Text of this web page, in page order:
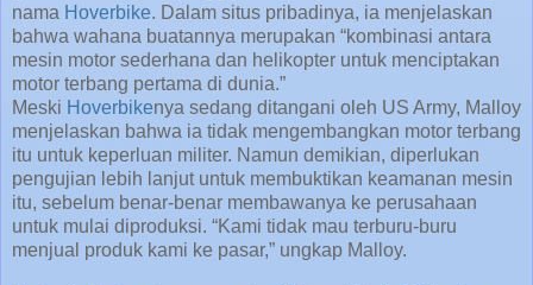
nama Hoverbike. Dalam situs pribadinya, ia menjelaskan
bahwa wahana buatannya merupakan “kombinasi antara
mesin motor sederhana dan helikopter untuk menciptakan
motor terbang pertama di dunia.”
Meski Hoverbikenya sedang ditangani oleh US Army, Malloy
menjelaskan bahwa ia tidak mengembangkan motor terbang
itu untuk keperluan militer. Namun demikian, diperlukan
pengujian lebih lanjut untuk membuktikan keamanan mesin
itu, sebelum benar-benar membawanya ke perusahaan
untuk mulai diproduksi. “Kami tidak mau terburu-buru
menjual produk kami ke pasar,” ungkap Malloy.